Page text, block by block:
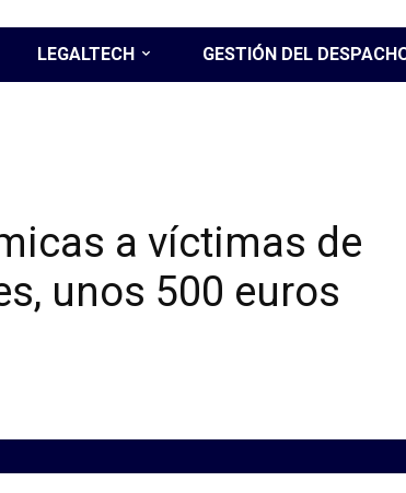
LEGALTECH GESTIÓN DEL
a víctimas de
unos 500 euros